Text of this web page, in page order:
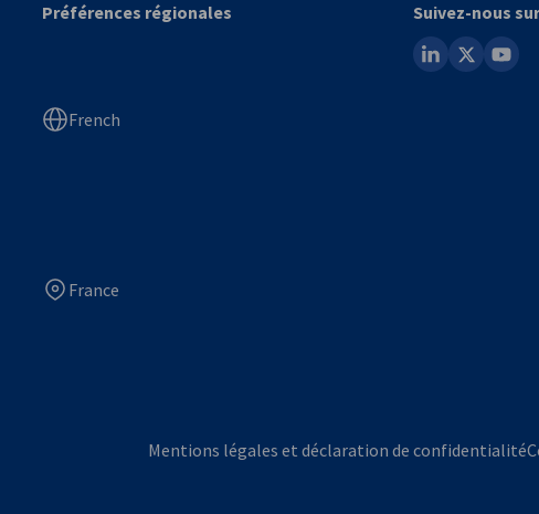
Préférences régionales
French
France
Suivez-nous sur
linkedin
youtube
Mentions légales et déclaration de confidentialité